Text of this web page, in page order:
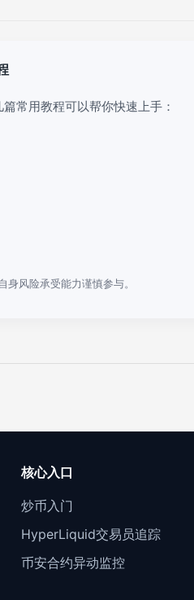
常用教程可以帮你快速上手：
风险承受能力谨慎参与。
核心入口
炒币入门
HyperLiquid交易员追踪
币安合约异动监控